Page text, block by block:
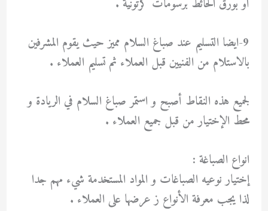
أو بورق الحائط برسومات كرتونية .
9-ايضا التسليم عند صباغ السلام مميز حيث يقوم المشرفين
بالاستلام من الفنيين قبل العملاء ثم تسليم العملاء .
لجميع هذه النقاط أصبح و استمر صباغ السلام في الريادة و
محط الإختيار من قبل جميع العملاء .
انواع الصباغة :
إختيار نوعيه الصباغات و المواد المستخدمة شيء مهم جدا
لذا يجب معرفة الأنواع ز عرضها على العملاء .